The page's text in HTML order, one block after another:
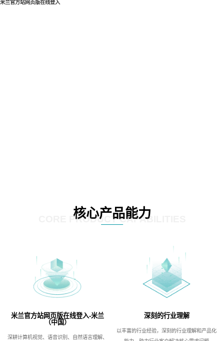
米兰官方站网页版在线登入
核心产品能力
CORE PRODUCT CAPABILITIES
米兰官方站网页版在线登入-米兰
（中国）
深耕计算机视觉、语音识别、自然语言理解、
深刻的行业理解
以丰富的行业经验，深刻的行业理解和产品化